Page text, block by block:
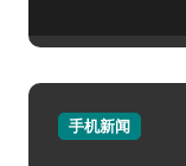
手机新闻